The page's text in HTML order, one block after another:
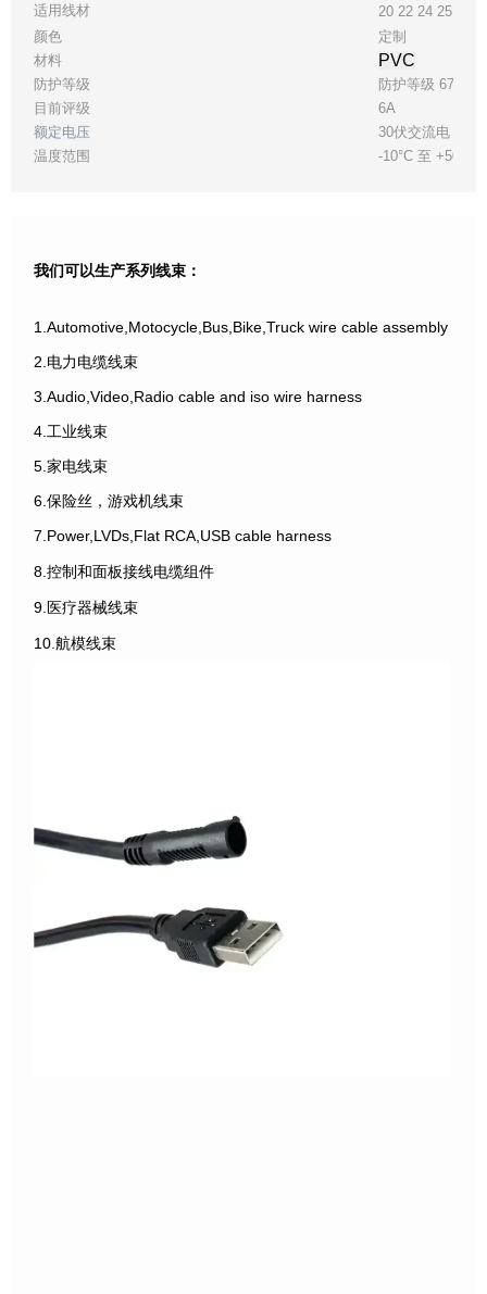
适用线材
20 22 24 25
颜色
定制
材料
PVC
防护等级
防护等级 67
目前评级
6A
额定电压
30伏交流电
温度范围
-10°C 至 +50°C
我们可以生产系列线束：
1.Automotive,Motocycle,Bus,Bike,Truck wire cable assembly
2.电力电缆线束
3.Audio,Video,Radio cable and iso wire harness
4.工业线束
5.家电线束
6.保险丝，游戏机线束
7.Power,LVDs,Flat RCA,USB cable harness
8.控制和面板接线电缆组件
9.医疗器械线束
10.航模线束